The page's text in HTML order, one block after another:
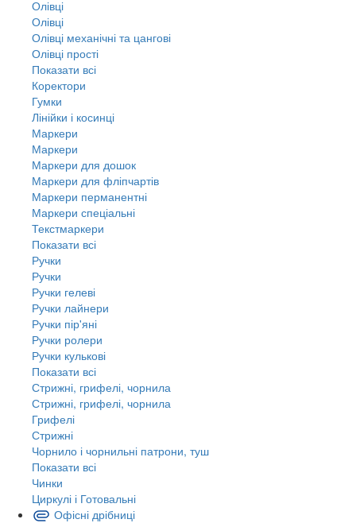
Олівці
Олівці
Олівці механічні та цангові
Олівці прості
Показати всі
Коректори
Гумки
Лінійки і косинці
Маркери
Маркери
Маркери для дошок
Маркери для фліпчартів
Маркери перманентні
Маркери спеціальні
Текстмаркери
Показати всі
Ручки
Ручки
Ручки гелеві
Ручки лайнери
Ручки пір'яні
Ручки ролери
Ручки кулькові
Показати всі
Стрижні, грифелі, чорнила
Стрижні, грифелі, чорнила
Грифелі
Стрижні
Чорнило і чорнильні патрони, туш
Показати всі
Чинки
Циркулі і Готовальні
Офісні дрібниці